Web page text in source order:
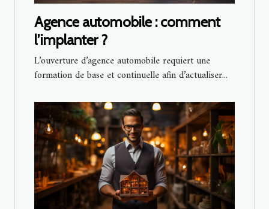
Agence automobile : comment
l’implanter ?
L’ouverture d’agence automobile requiert une
formation de base et continuelle afin d’actualiser...